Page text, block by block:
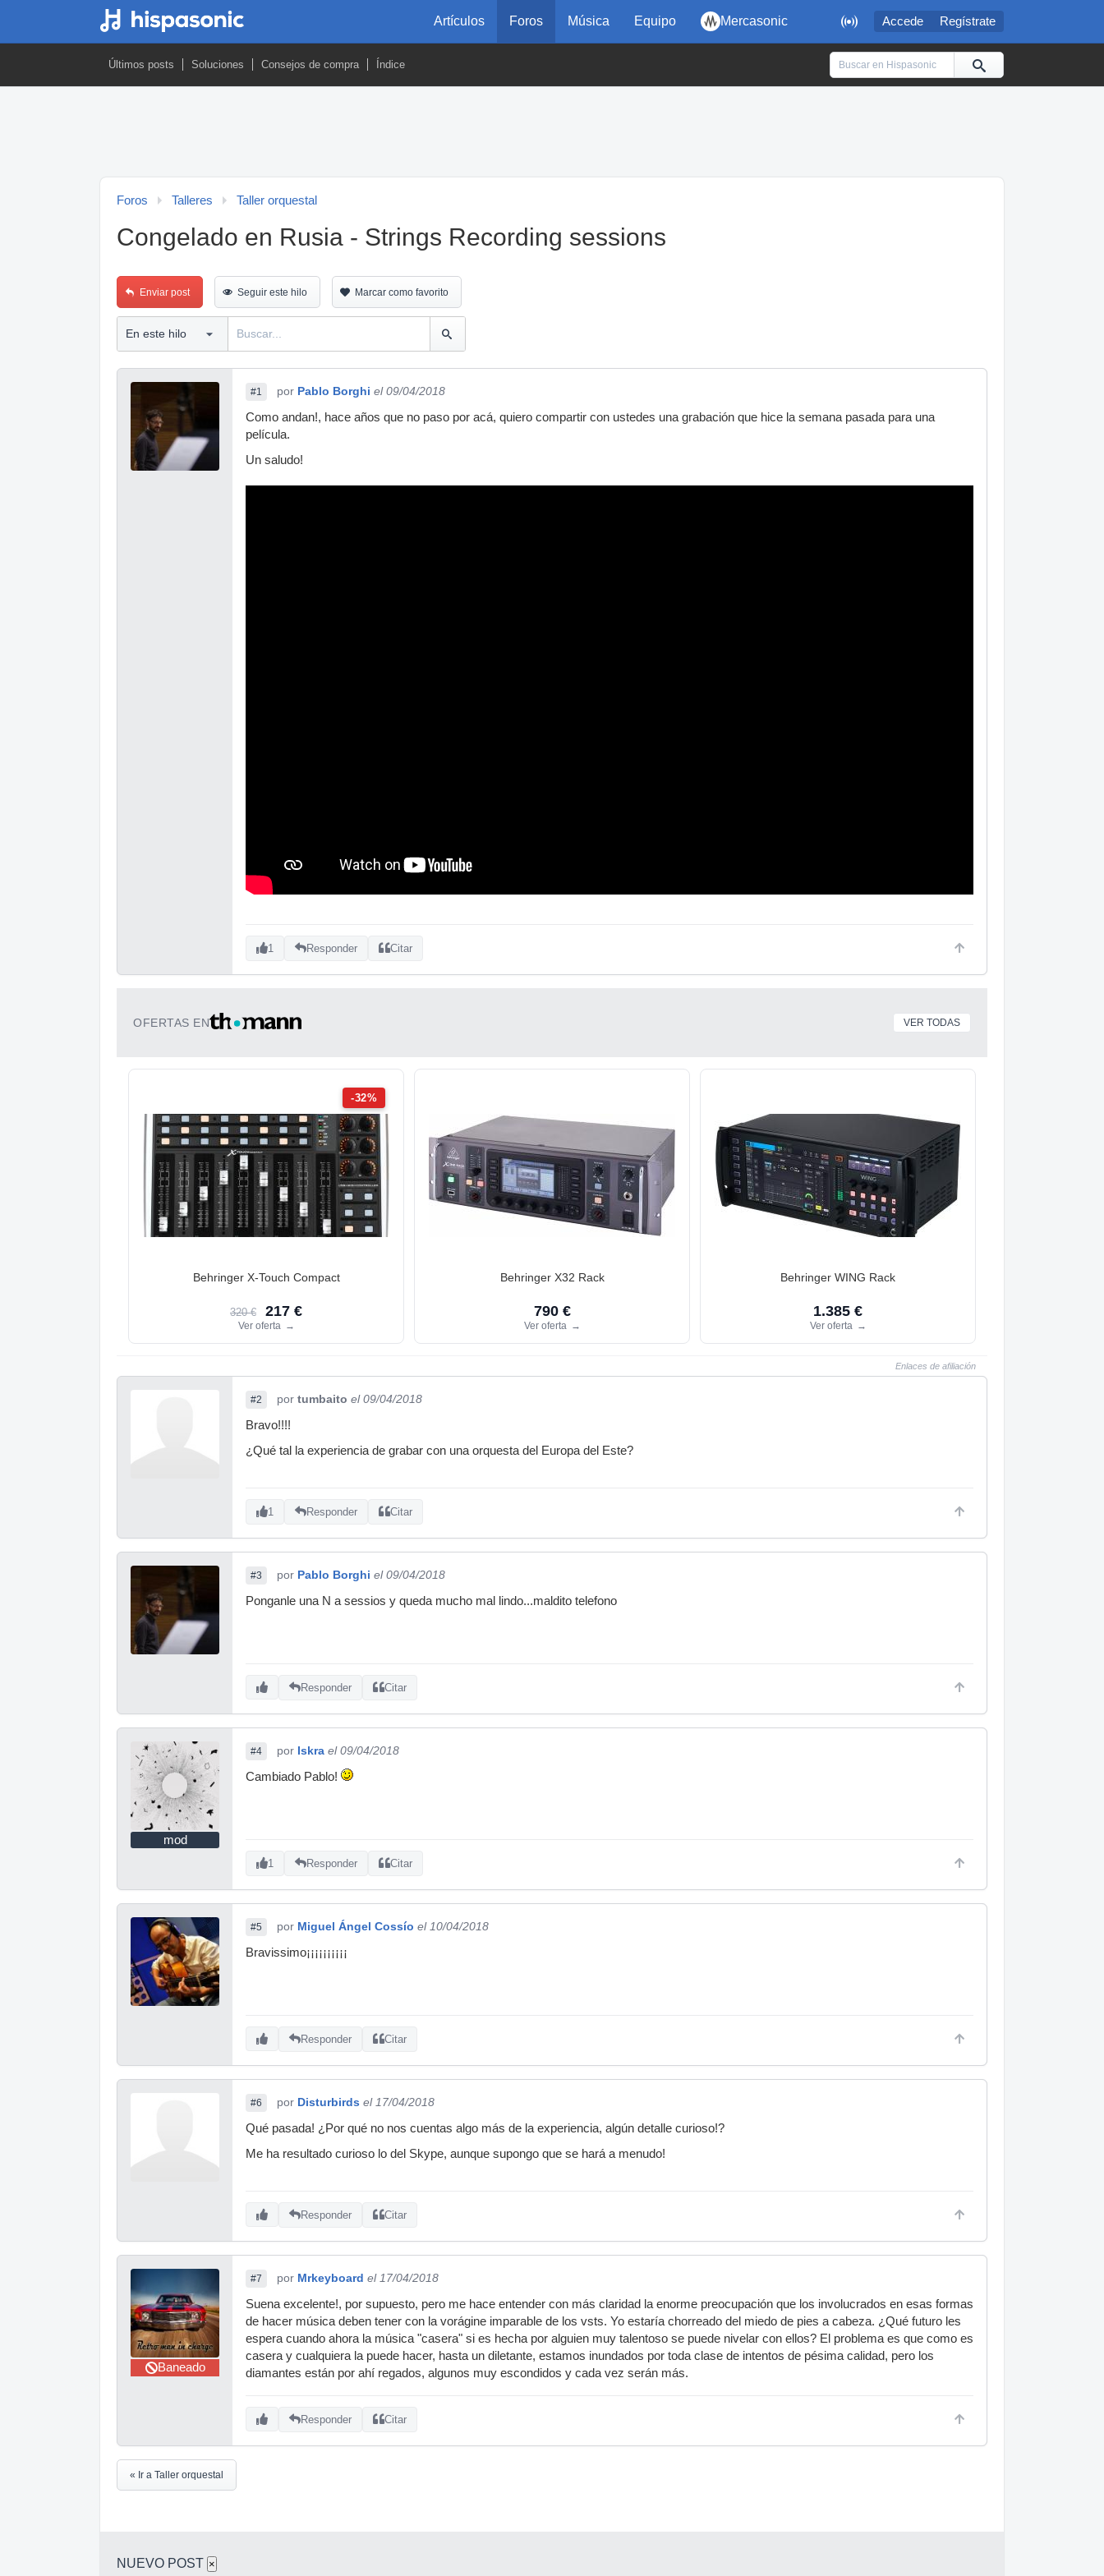
 Accede Regístrate
Artículos Foros Música Equipo Mercasonic
Últimos posts Soluciones Consejos de compra Índice
Foros Talleres Taller orquestal
Congelado en Rusia - Strings Recording sessions
Enviar post Seguir este hilo Marcar como favorito
#1 por Pablo Borghi el 09/04/2018
Como andan!, hace años que no paso por acá, quiero compartir con ustedes una grabación que hice la semana pasada para una
película.
Un saludo!
1 Responder Citar
OFERTAS EN VER TODAS
-32%
Behringer X-Touch Compact
320 € 217 €
Ver oferta →
Behringer X32 Rack
790 €
Ver oferta →
Behringer WING Rack
1.385 €
Ver oferta →
Enlaces de afiliación
#2 por tumbaito el 09/04/2018
Bravo!!!!
¿Qué tal la experiencia de grabar con una orquesta del Europa del Este?
1 Responder Citar
#3 por Pablo Borghi el 09/04/2018
Ponganle una N a sessios y queda mucho mal lindo...maldito telefono
Responder Citar
mod
#4 por Iskra el 09/04/2018
Cambiado Pablo!
1 Responder Citar
#5 por Miguel Ángel Cossío el 10/04/2018
Bravissimo¡¡¡¡¡¡¡¡¡¡
Responder Citar
#6 por Disturbirds el 17/04/2018
Qué pasada! ¿Por qué no nos cuentas algo más de la experiencia, algún detalle curioso!?
Me ha resultado curioso lo del Skype, aunque supongo que se hará a menudo!
Responder Citar
Baneado
#7 por Mrkeyboard el 17/04/2018
Suena excelente!, por supuesto, pero me hace entender con más claridad la enorme preocupación que los involucrados en esas formas
de hacer música deben tener con la vorágine imparable de los vsts. Yo estaría chorreado del miedo de pies a cabeza. ¿Qué futuro les
espera cuando ahora la música "casera" si es hecha por alguien muy talentoso se puede nivelar con ellos? El problema es que como es
casera y cualquiera la puede hacer, hasta un diletante, estamos inundados por toda clase de intentos de pésima calidad, pero los
diamantes están por ahí regados, algunos muy escondidos y cada vez serán más.
Responder Citar
« Ir a Taller orquestal
NUEVO POST ×